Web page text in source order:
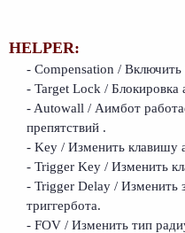
HELPER:
- Compensation /
- Target Lock / Блокировка
- Autowall / Аимбот
препятствий .
- Key / Изменить клавишу
- Trigger Key / Изменить
- Trigger Delay / Изменить
триггербота.
- FOV / Изменить тип